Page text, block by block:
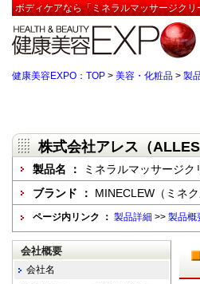
ボディケアなら「ミネラルマッサージク
健康美容EXPO：TOP > 美容・化粧品 > 製
株式会社アレス（ALLES
製品名 ：
ミネラルマッサージク
ブランド ： MINECLEW（ミネク
ページ内リンク ： 製品詳細 >> 製品概
会社概要
会社名